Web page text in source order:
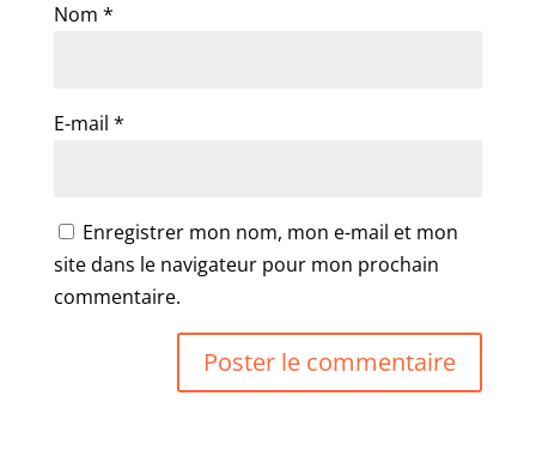
Nom *
E-mail *
Enregistrer mon nom, mon e-mail et mon
site dans le navigateur pour mon prochain
commentaire.